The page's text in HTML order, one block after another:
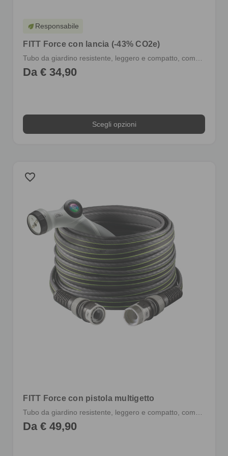
ecoResponsabile
FITT Force con lancia (-43% CO2e)
Tubo da giardino resistente, leggero e compatto, completo di raccordi e lancia
Da € 34,90
Scegli opzioni
favorite_border
FITT Force con pistola multigetto
Tubo da giardino resistente, leggero e compatto, completo di raccordi e pistola multigetto
Da € 49,90